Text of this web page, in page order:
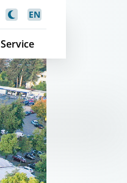
EN
Service